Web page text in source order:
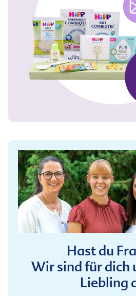
Hast du
Wir sind für dich
Liebling